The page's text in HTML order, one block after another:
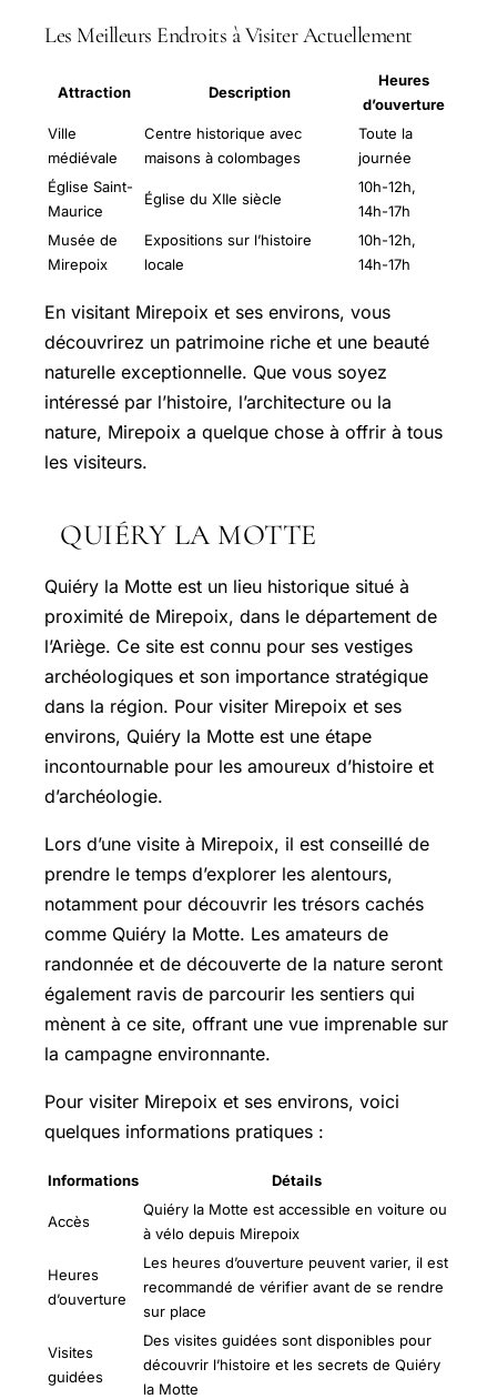
Les Meilleurs Endroits à Visiter Actuellement
Attraction Description
Heures
d’ouverture
Ville
médiévale
Centre historique avec
maisons à colombages
Toute la
journée
Église Saint-
Maurice
Église du XIIe siècle
10h-12h,
14h-17h
Musée de
Mirepoix
Expositions sur l’histoire
locale
10h-12h,
14h-17h
En visitant Mirepoix et ses environs, vous
découvrirez un patrimoine riche et une beauté
naturelle exceptionnelle. Que vous soyez
intéressé par l’histoire, l’architecture ou la
nature, Mirepoix a quelque chose à offrir à tous
les visiteurs.
QUIÉRY LA MOTTE
Quiéry la Motte est un lieu historique situé à
proximité de Mirepoix, dans le département de
l’Ariège. Ce site est connu pour ses vestiges
archéologiques et son importance stratégique
dans la région. Pour visiter Mirepoix et ses
environs, Quiéry la Motte est une étape
incontournable pour les amoureux d’histoire et
d’archéologie.
Lors d’une visite à Mirepoix, il est conseillé de
prendre le temps d’explorer les alentours,
notamment pour découvrir les trésors cachés
comme Quiéry la Motte. Les amateurs de
randonnée et de découverte de la nature seront
également ravis de parcourir les sentiers qui
mènent à ce site, offrant une vue imprenable sur
la campagne environnante.
Pour visiter Mirepoix et ses environs, voici
quelques informations pratiques :
Informations Détails
Accès
Quiéry la Motte est accessible en voiture ou
à vélo depuis Mirepoix
Heures
d’ouverture
Les heures d’ouverture peuvent varier, il est
recommandé de vérifier avant de se rendre
sur place
Visites
guidées
Des visites guidées sont disponibles pour
découvrir l’histoire et les secrets de Quiéry
la Motte